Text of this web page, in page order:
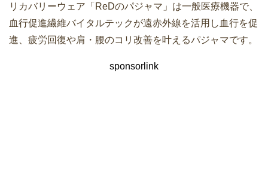
リカバリーウェア「ReDのパジャマ」は一般医療機器で、
血行促進繊維バイタルテックが遠赤外線を活用し血行を促
進、疲労回復や肩・腰のコリ改善を叶えるパジャマです。
sponsorlink